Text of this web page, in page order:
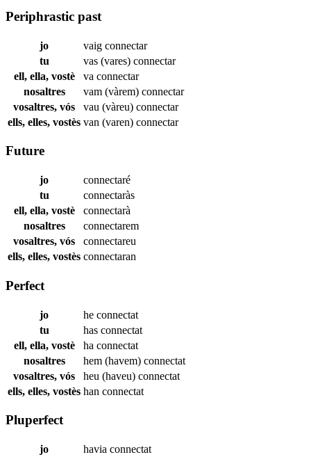
Periphrastic past
jo vaig connectar
tu
vas (vares) connectar
ell, ella, vostè
va connectar
nosaltres
vam (vàrem) connectar
vosaltres, vós
vau (vàreu) connectar
ells, elles, vostès van (varen) connectar
Future
jo
connectaré
tu
connectaràs
ell, ella, vostè
connectarà
nosaltres
connectarem
vosaltres, vós
connectareu
ells, elles, vostès connectaran
Perfect
jo he connectat
tu
has connectat
ell, ella, vostè
ha connectat
nosaltres
hem (havem) connectat
vosaltres, vós
heu (haveu) connectat
ells, elles, vostès han connectat
Pluperfect
jo havia connectat